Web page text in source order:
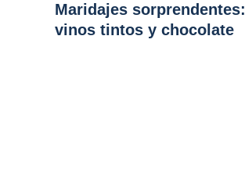
Maridajes sorprendentes:
vinos tintos y chocolate